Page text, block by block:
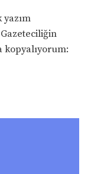
yazım
kopyalıyorum: